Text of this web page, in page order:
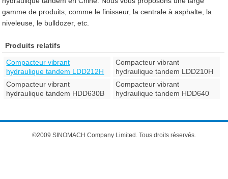
gamme de produits, comme le finisseur, la centrale à asphalte, la
niveleuse, le bulldozer, etc.
Produits relatifs
Compacteur vibrant
hydraulique tandem LDD212H
Compacteur vibrant
hydraulique tandem LDD210H
Compacteur vibrant
hydraulique tandem HDD630B
Compacteur vibrant
hydraulique tandem HDD640
©2009 SINOMACH Company Limited. Tous droits réservés.